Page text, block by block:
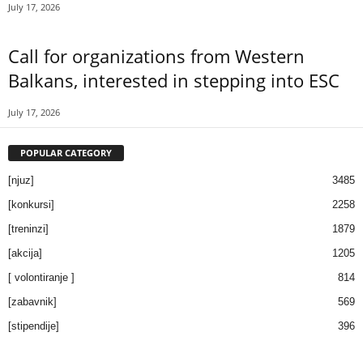
July 17, 2026
Call for organizations from Western
Balkans, interested in stepping into ESC
July 17, 2026
POPULAR CATEGORY
[njuz]
3485
[konkursi]
2258
[treninzi]
1879
[akcija]
1205
[ volontiranje ]
814
[zabavnik]
569
[stipendije]
396